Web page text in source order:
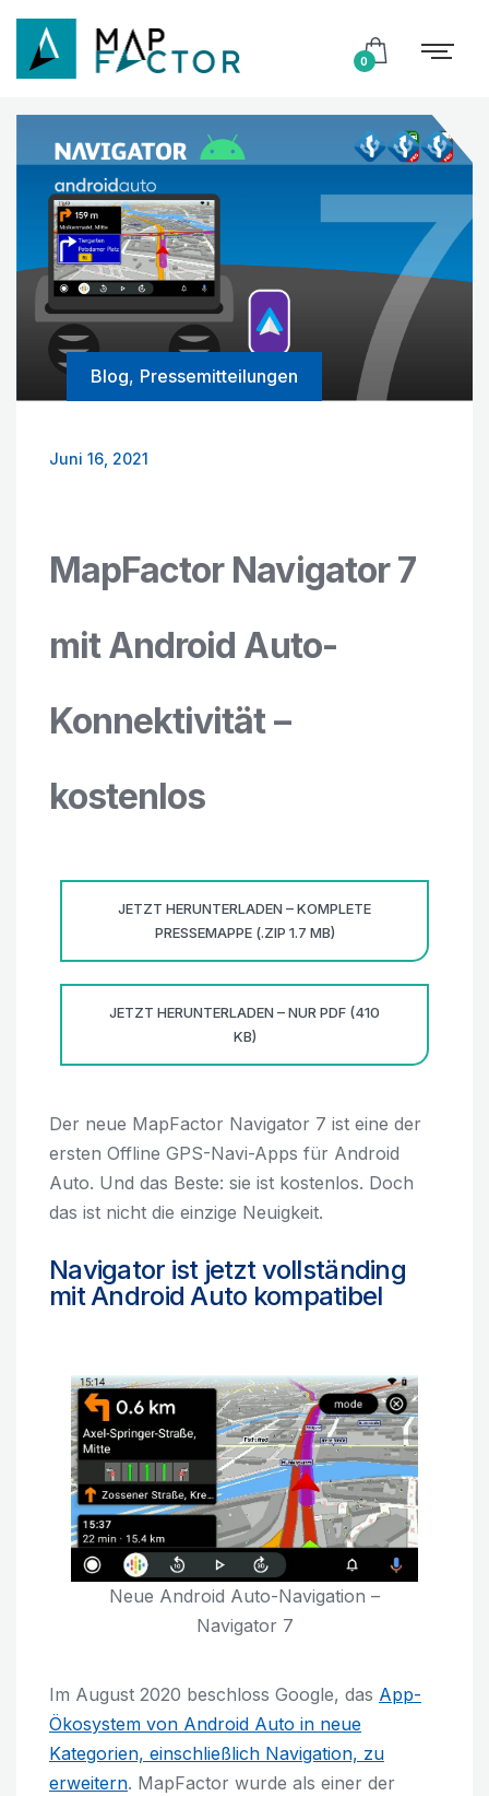
0
Blog, Pressemitteilungen
Juni 16, 2021
MapFactor Navigator 7
mit Android Auto-
Konnektivität –
kostenlos
JETZT HERUNTERLADEN – KOMPLETE
PRESSEMAPPE (.ZIP 1.7 MB)
JETZT HERUNTERLADEN – NUR PDF (410
KB)
Der neue MapFactor Navigator 7 ist eine der
ersten Offline GPS-Navi-Apps für Android
Auto. Und das Beste: sie ist kostenlos. Doch
das ist nicht die einzige Neuigkeit.
Navigator ist jetzt vollständing
mit Android Auto kompatibel
Neue Android Auto-Navigation –
Navigator 7
Im August 2020 beschloss Google, das App-
Ökosystem von Android Auto in neue
Kategorien, einschließlich Navigation, zu
erweitern. MapFactor wurde als einer der